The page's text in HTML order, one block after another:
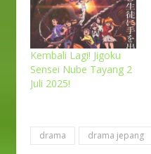
Kembali Lagi! Jigoku
Sensei Nube Tayang 2
Juli 2025!
drama drama jepang